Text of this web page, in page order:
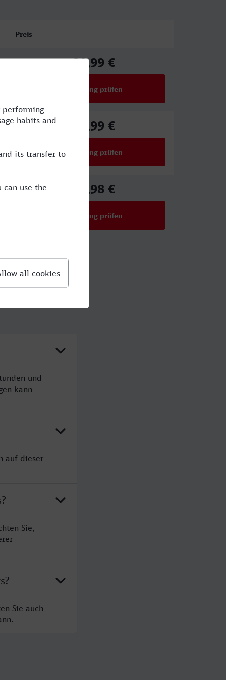
Preis
39,99 €
Verbindung prüfen
87,99 €
Verbindung prüfen
65,98 €
Verbindung prüfen
und
kann
auf dieser
Sie,
Sie auch